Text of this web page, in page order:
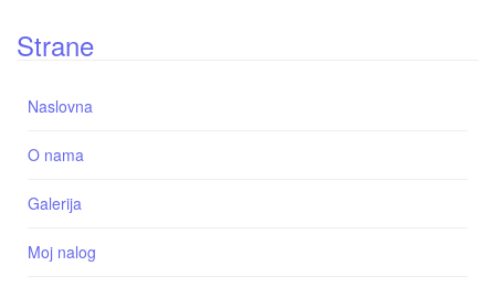
Strane
Naslovna
O nama
Galerija
Moj nalog